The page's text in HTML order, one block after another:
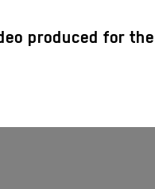
produced for